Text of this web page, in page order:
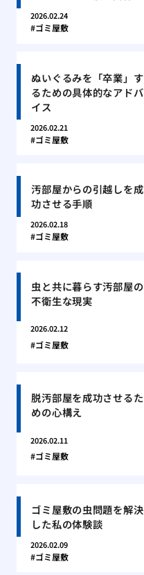
2026.02.24
ゴミ屋敷
ぬいぐるみを「卒業」す
るための具体的なアドバ
イス
2026.02.21
ゴミ屋敷
汚部屋からの引越しを成
功させる手順
2026.02.18
ゴミ屋敷
虫と共に暮らす汚部屋の
不衛生な現実
2026.02.12
ゴミ屋敷
脱汚部屋を成功させるた
めの心構え
2026.02.11
ゴミ屋敷
ゴミ屋敷の虫問題を解決
した私の体験談
2026.02.09
ゴミ屋敷